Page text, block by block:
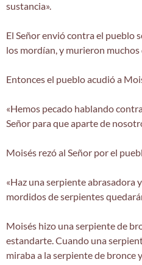
sustancia».
El Señor envió contra el pueblo
los mordían, y murieron muchos
Entonces el pueblo acudió a
«Hemos pecado hablando
Señor para que aparte de
Moisés rezó al Señor por el
«Haz una serpiente abrasadora
mordidos de serpientes
Moisés hizo una serpiente de
estandarte. Cuando una
miraba a la serpiente de bronce